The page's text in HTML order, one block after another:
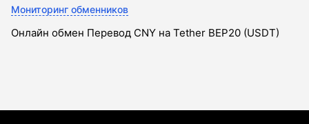
Мониторинг обменников
Онлайн обмен Перевод CNY на Tether BEP20 (USDT)